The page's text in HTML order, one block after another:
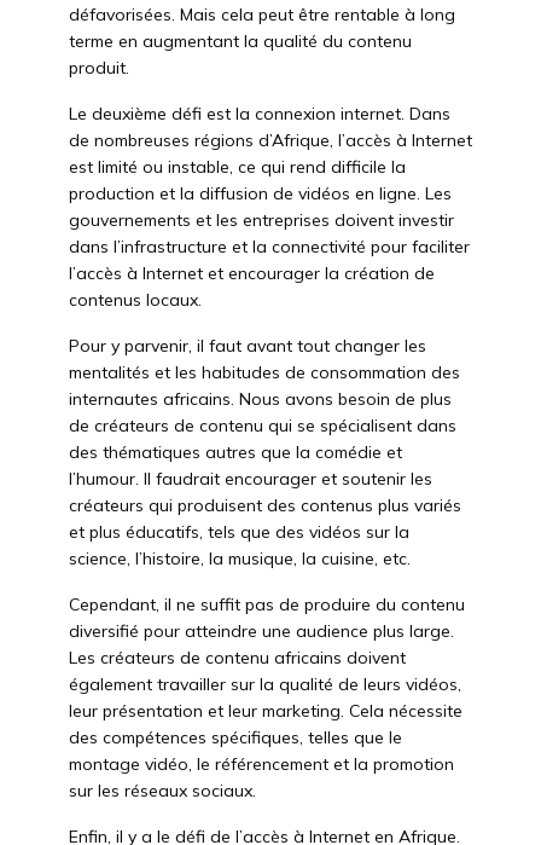
défavorisées. Mais cela peut être rentable à long
terme en augmentant la qualité du contenu
produit.
Le deuxième défi est la connexion internet. Dans
de nombreuses régions d’Afrique, l’accès à Internet
est limité ou instable, ce qui rend difficile la
production et la diffusion de vidéos en ligne. Les
gouvernements et les entreprises doivent investir
dans l’infrastructure et la connectivité pour faciliter
l’accès à Internet et encourager la création de
contenus locaux.
Pour y parvenir, il faut avant tout changer les
mentalités et les habitudes de consommation des
internautes africains. Nous avons besoin de plus
de créateurs de contenu qui se spécialisent dans
des thématiques autres que la comédie et
l’humour. Il faudrait encourager et soutenir les
créateurs qui produisent des contenus plus variés
et plus éducatifs, tels que des vidéos sur la
science, l’histoire, la musique, la cuisine, etc.
Cependant, il ne suffit pas de produire du contenu
diversifié pour atteindre une audience plus large.
Les créateurs de contenu africains doivent
également travailler sur la qualité de leurs vidéos,
leur présentation et leur marketing. Cela nécessite
des compétences spécifiques, telles que le
montage vidéo, le référencement et la promotion
sur les réseaux sociaux.
Enfin, il y a le défi de l’accès à Internet en Afrique.